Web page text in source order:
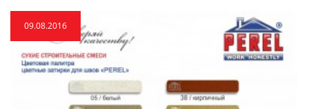
09.08.2016